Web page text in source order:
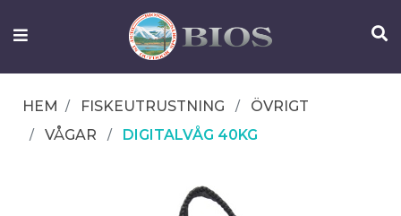
FISKEUTRUSTNING
OM
IFISH
HEM FISKEUTRUSTNING
ÖVRIGT
VÅGAR
DIGITALVÅG 40KG